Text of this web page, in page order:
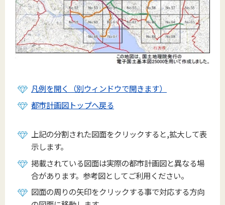
凡例を開く（別ウィンドウで開きます）
都市計画図トップへ戻る
上記の分割された図面をクリックすると,拡大して表
示します。
掲載されている図面は実際の都市計画図と異なる場
合があります。参考図としてご利用ください。
図面の周りの矢印をクリックする事で対応する方向